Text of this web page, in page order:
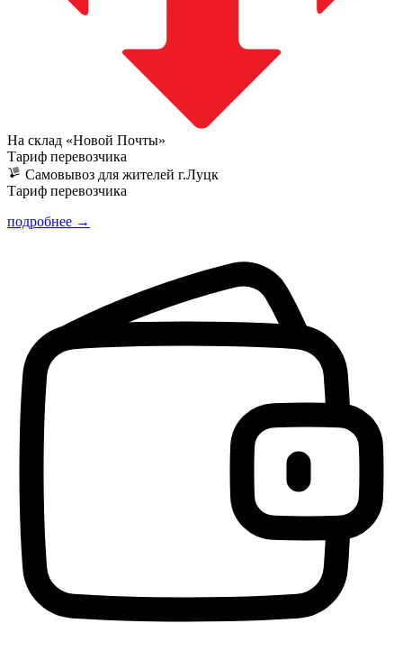
На склад «Новой Почты»
Тариф перевозчика
Самовывоз для жителей г.Луцк
Тариф перевозчика
подробнее →